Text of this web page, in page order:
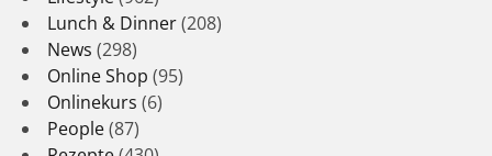
Lunch & Dinner(208)
News (298)
Online Shop (95)
Onlinekurs (6)
People(87)